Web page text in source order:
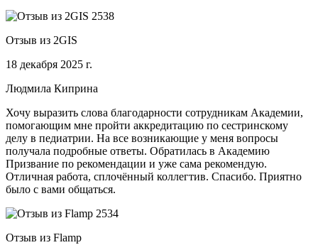
Отзыв из 2GIS
18 декабря 2025 г.
Людмила Киприна
Хочу выразить слова благодарности сотрудникам Академии,
помогающим мне пройти аккредитацию по сестринскому
делу в педиатрии. На все возникающие у меня вопросы
получала подробные ответы. Обратилась в Академию
Призвание по рекомендации и уже сама рекомендую.
Отличная работа, сплочённый коллегтив. Спасибо. Приятно
было с вами общаться.
Отзыв из Flamp